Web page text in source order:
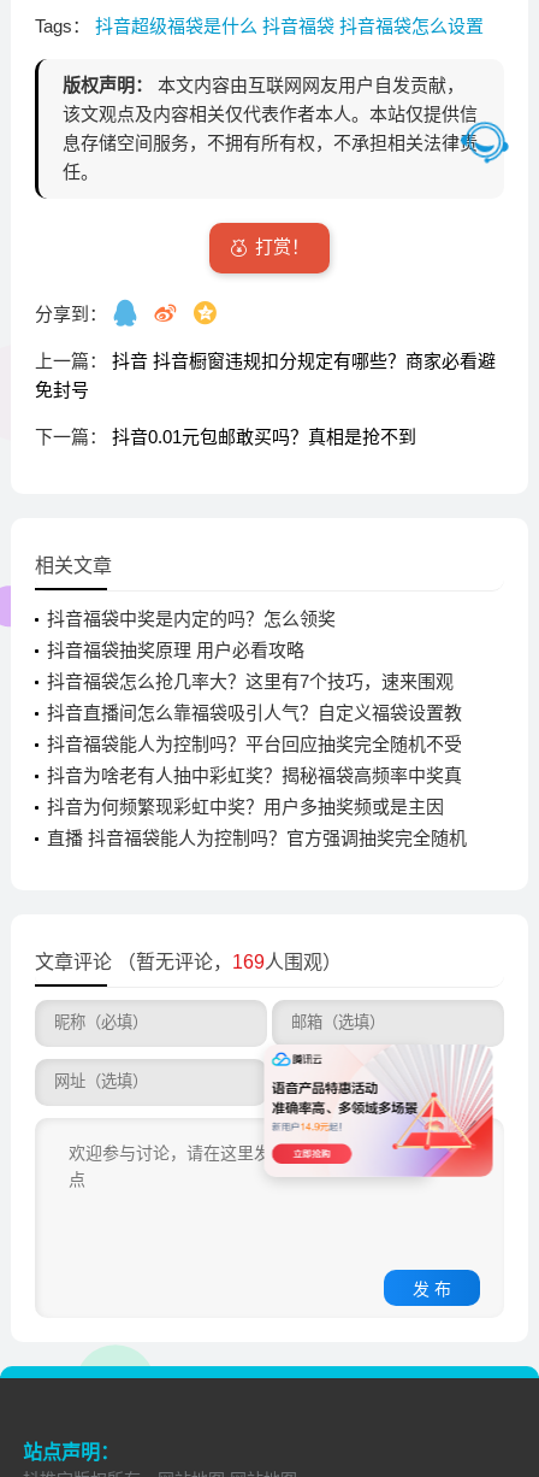
Tags： 抖音超级福袋是什么 抖音福袋 抖音福袋怎么设置
版权声明：
本文内容由互联网网友用户自发贡献，
该文观点及内容相关仅代表作者本人。本站仅提供信
息存储空间服务，不拥有所有权，不承担相关法律责
任。
打赏！
分享到：
上一篇： 抖音 抖音橱窗违规扣分规定有哪些？商家必看避
免封号
下一篇： 抖音0.01元包邮敢买吗？真相是抢不到
相关文章
抖音福袋中奖是内定的吗？怎么领奖
抖音福袋抽奖原理 用户必看攻略
抖音福袋怎么抢几率大？这里有7个技巧，速来围观
抖音直播间怎么靠福袋吸引人气？自定义福袋设置教
程来了
抖音福袋能人为控制吗？平台回应抽奖完全随机不受
干预
抖音为啥老有人抽中彩虹奖？揭秘福袋高频率中奖真
相
抖音为何频繁现彩虹中奖？用户多抽奖频或是主因
直播 抖音福袋能人为控制吗？官方强调抽奖完全随机
文章评论 （暂无评论， 169人围观）
发 布
站点声明：